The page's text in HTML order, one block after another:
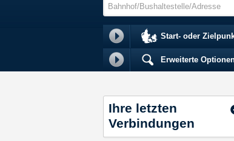
Bahnhof/Bushaltestelle/Adresse
Start- oder
Erweiterte
Ihre letzten
Verbindungen